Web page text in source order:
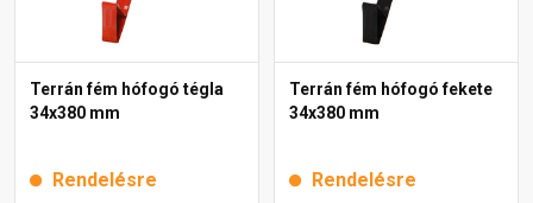
Terrán fém hófogó tégla
34x380 mm
Rendelésre
Terrán fém hófogó fekete
34x380 mm
Rendelésre